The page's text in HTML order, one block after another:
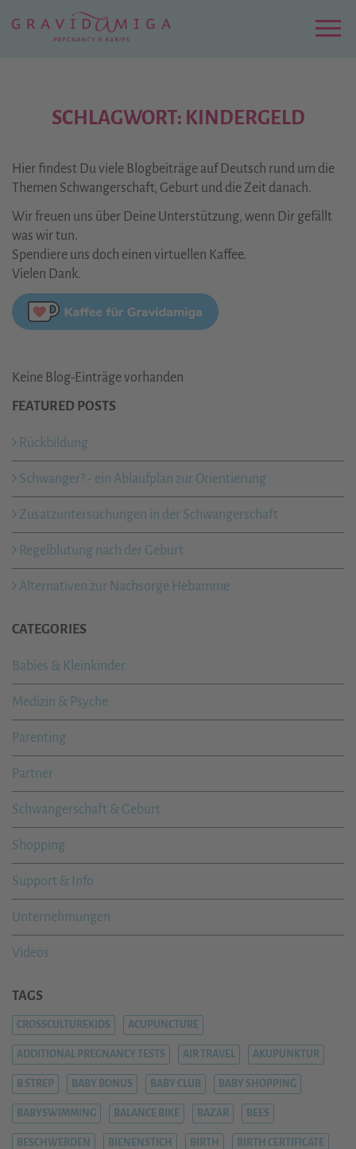
Hauptinhalt
SCHLAGWORT: KINDERGELD
Hier findest Du viele Blogbeiträge auf Deutsch rund um die
Themen Schwangerschaft, Geburt und die Zeit danach.
Wir freuen uns über Deine Unterstützung, wenn Dir gefällt
was wir tun.
Spendiere uns doch einen virtuellen Kaffee.
Vielen Dank.
Keine Blog-Einträge vorhanden
FEATURED POSTS
Rückbildung
Schwanger? - ein Ablaufplan zur Orientierung
Zusatzuntersuchungen in der Schwangerschaft
Regelblutung nach der Geburt
Alternativen zur Nachsorge Hebamme
CATEGORIES
Babies & Kleinkinder
Medizin & Psyche
Parenting
Partner
Schwangerschaft & Geburt
Shopping
Support & Info
Unternehmungen
Videos
TAGS
CROSSCULTUREKIDS ACUPUNCTURE
ADDITIONAL PREGNANCY TESTS AIR TRAVEL AKUPUNKTUR
B STREP BABY BONUS BABY CLUB BABY SHOPPING
BABYSWIMMING BALANCE BIKE BAZAR BEES
BESCHWERDEN BIENENSTICH BIRTH BIRTH CERTIFICATE